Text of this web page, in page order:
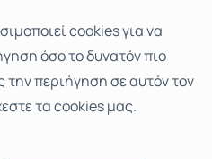
cookies για να
όσο το δυνατόν πιο
την περιήγηση σε αυτόν τον
τα cookies μας.